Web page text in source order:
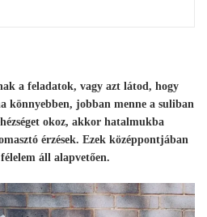
a feladatok, vagy azt látod, hogy
könnyebben, jobban menne a suliban
okoz, akkor hatalmukba
érzések. Ezek középpontjában
áll alapvetően.